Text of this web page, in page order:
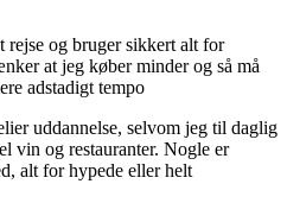
rejse og bruger sikkert alt for
at jeg køber minder og så må
adstadigt tempo
uddannelse, selvom jeg til daglig
vin og restauranter. Nogle er
alt for hypede eller helt